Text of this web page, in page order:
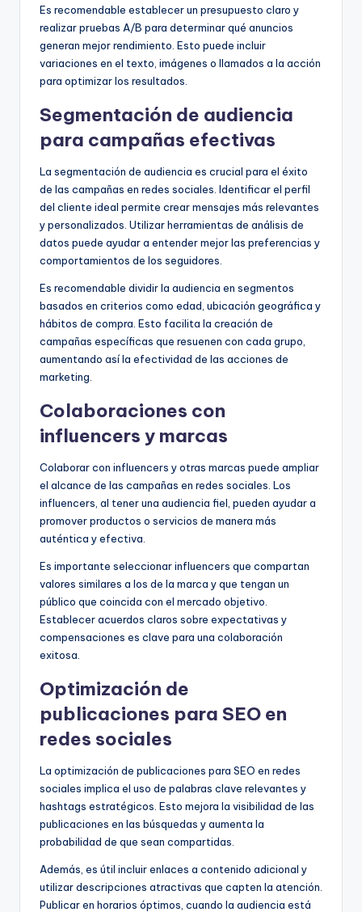
Es recomendable establecer un presupuesto claro y
realizar pruebas A/B para determinar qué anuncios
generan mejor rendimiento. Esto puede incluir
variaciones en el texto, imágenes o llamados a la acción
para optimizar los resultados.
Segmentación de audiencia
para campañas efectivas
La segmentación de audiencia es crucial para el éxito
de las campañas en redes sociales. Identificar el perfil
del cliente ideal permite crear mensajes más relevantes
y personalizados. Utilizar herramientas de análisis de
datos puede ayudar a entender mejor las preferencias y
comportamientos de los seguidores.
Es recomendable dividir la audiencia en segmentos
basados en criterios como edad, ubicación geográfica y
hábitos de compra. Esto facilita la creación de
campañas específicas que resuenen con cada grupo,
aumentando así la efectividad de las acciones de
marketing.
Colaboraciones con
influencers y marcas
Colaborar con influencers y otras marcas puede ampliar
el alcance de las campañas en redes sociales. Los
influencers, al tener una audiencia fiel, pueden ayudar a
promover productos o servicios de manera más
auténtica y efectiva.
Es importante seleccionar influencers que compartan
valores similares a los de la marca y que tengan un
público que coincida con el mercado objetivo.
Establecer acuerdos claros sobre expectativas y
compensaciones es clave para una colaboración
exitosa.
Optimización de
publicaciones para SEO en
redes sociales
La optimización de publicaciones para SEO en redes
sociales implica el uso de palabras clave relevantes y
hashtags estratégicos. Esto mejora la visibilidad de las
publicaciones en las búsquedas y aumenta la
probabilidad de que sean compartidas.
Además, es útil incluir enlaces a contenido adicional y
utilizar descripciones atractivas que capten la atención.
Publicar en horarios óptimos, cuando la audiencia está